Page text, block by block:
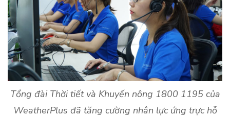
Tổng đài Thời tiết và Khuyến nông 1800 1195 của
WeatherPlus đã tăng cường nhân lực ứng trực hỗ